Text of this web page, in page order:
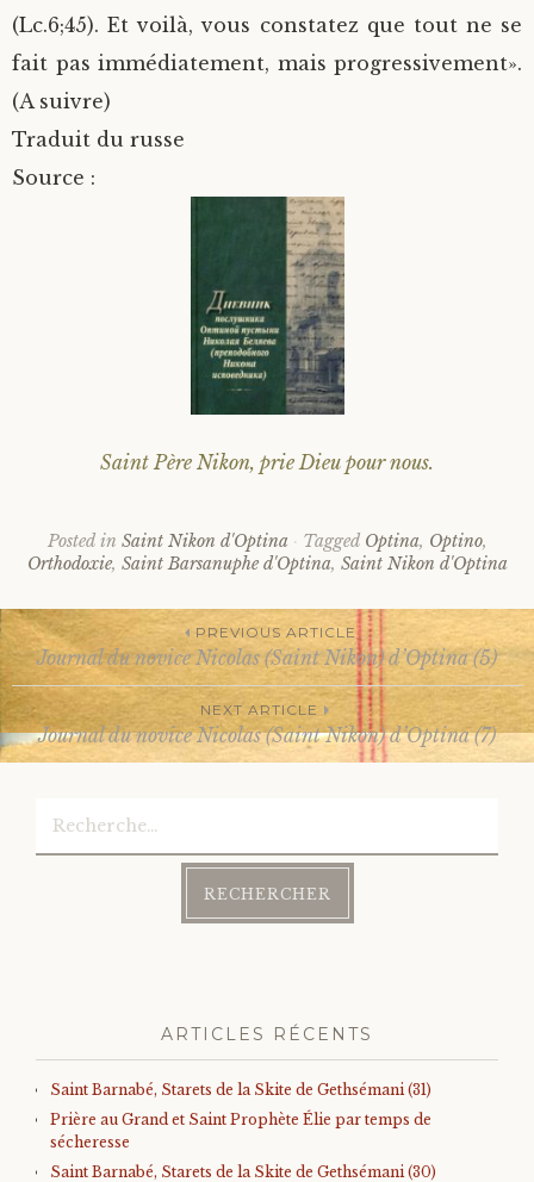
(Lc.6;45). Et voilà, vous constatez que tout ne se
fait pas immédiatement, mais progressivement».
(A suivre)
Traduit du russe
Source :
Saint Père Nikon, prie Dieu pour nous.
Posted in Saint Nikon d'Optina Tagged Optina, Optino,
Orthodoxie, Saint Barsanuphe d'Optina, Saint Nikon d'Optina
Post
navigation
PREVIOUS ARTICLE
Journal du novice Nicolas (Saint Nikon) d’Optina (5)
NEXT ARTICLE
Journal du novice Nicolas (Saint Nikon) d’Optina (7)
ARTICLES RÉCENTS
Saint Barnabé, Starets de la Skite de Gethsémani (31)
Prière au Grand et Saint Prophète Élie par temps de
sécheresse
Saint Barnabé, Starets de la Skite de Gethsémani (30)